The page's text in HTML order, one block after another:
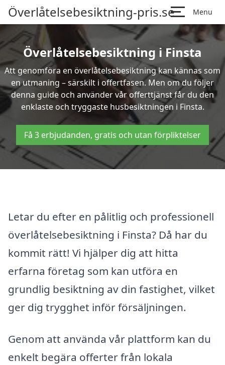
Överlåtelsebesiktning-pris.se Menu
Överlåtelsebesiktning i Finsta
Att genomföra en överlåtelsebesiktning kan kännas som
en utmaning – särskilt i offertfasen. Men om du följer
denna guide och använder vår offerttjänst får du den
enklaste och tryggaste husbesiktningen i Finsta.
Få 3 erbjudanden, gratis och utan förpliktelser
Letar du efter en pålitlig och professionell
överlåtelsebesiktning i Finsta? Då har du
kommit rätt! Vi hjälper dig att hitta
erfarna företag som kan utföra en
grundlig besiktning av din fastighet, vilket
ger dig trygghet inför försäljningen.
Genom att använda vår plattform kan du
enkelt begära offerter från lokala